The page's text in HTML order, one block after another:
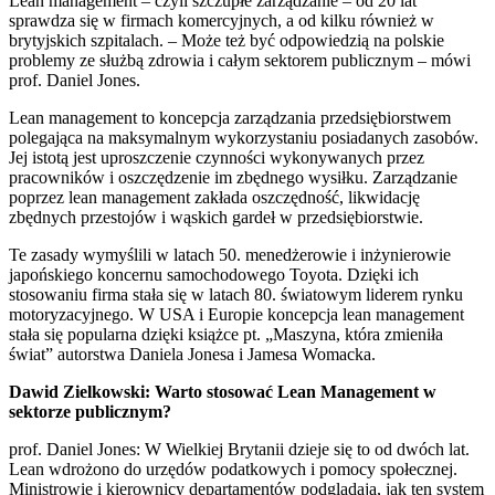
sprawdza się w firmach komercyjnych, a od kilku również w
brytyjskich szpitalach. – Może też być odpowiedzią na polskie
problemy ze służbą zdrowia i całym sektorem publicznym – mówi
prof. Daniel Jones.
Lean management to koncepcja zarządzania przedsiębiorstwem
polegająca na maksymalnym wykorzystaniu posiadanych zasobów.
Jej istotą jest uproszczenie czynności wykonywanych przez
pracowników i oszczędzenie im zbędnego wysiłku. Zarządzanie
poprzez lean management zakłada oszczędność, likwidację
zbędnych przestojów i wąskich gardeł w przedsiębiorstwie.
Te zasady wymyślili w latach 50. menedżerowie i inżynierowie
japońskiego koncernu samochodowego Toyota. Dzięki ich
stosowaniu firma stała się w latach 80. światowym liderem rynku
motoryzacyjnego. W USA i Europie koncepcja lean management
stała się popularna dzięki książce pt. „Maszyna, która zmieniła
świat” autorstwa Daniela Jonesa i Jamesa Womacka.
Dawid Zielkowski: Warto stosować Lean Management w
sektorze publicznym?
prof. Daniel Jones: W Wielkiej Brytanii dzieje się to od dwóch lat.
Lean wdrożono do urzędów podatkowych i pomocy społecznej.
Ministrowie i kierownicy departamentów podglądają, jak ten system